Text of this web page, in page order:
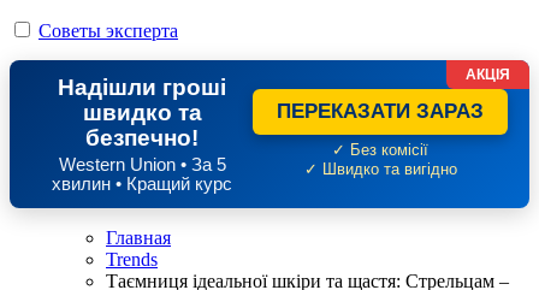
Советы эксперта
Надішли гроші
швидко та
безпечно!
Western Union • За 5
хвилин • Кращий курс
ПЕРЕКАЗАТИ ЗАРАЗ
✓ Без комісії
✓ Швидко та вигідно
АКЦІЯ
Главная
Trends
Таємниця ідеальної шкіри та щастя: Стрельцам –